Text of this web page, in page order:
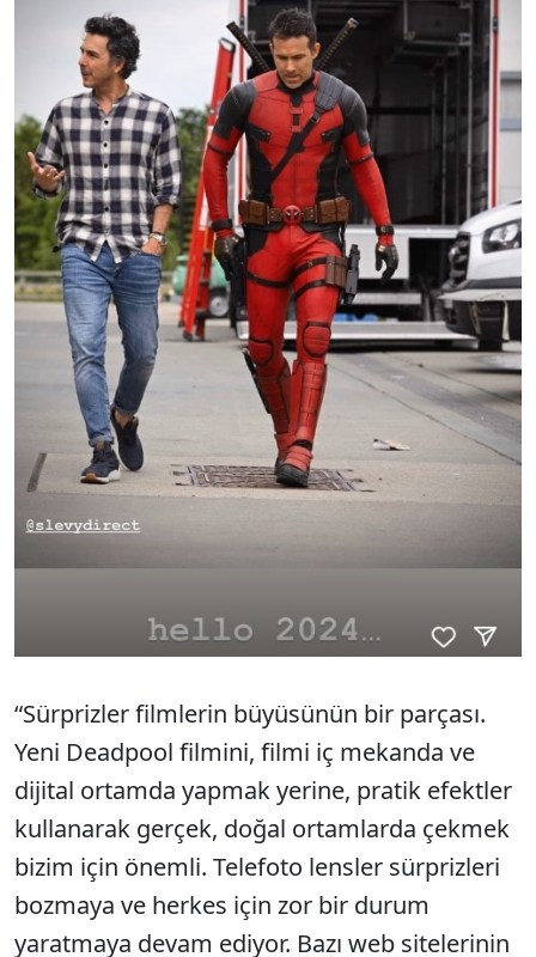
“Sürprizler filmlerin büyüsünün bir parçası.
Yeni Deadpool filmini, filmi iç mekanda ve
dijital ortamda yapmak yerine, pratik efektler
kullanarak gerçek, doğal ortamlarda çekmek
bizim için önemli. Telefoto lensler sürprizleri
bozmaya ve herkes için zor bir durum
yaratmaya devam ediyor. Bazı web sitelerinin